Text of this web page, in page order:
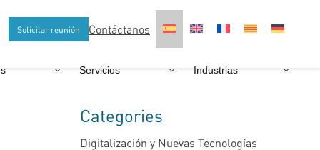
Solicitar reunión Contáctanos
Servicios Industrias
Categories
Digitalización y Nuevas Tecnologías